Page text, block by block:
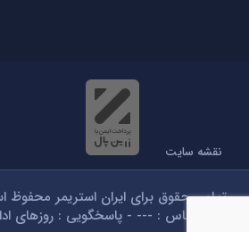
نقشه سایت
تمامی حقوق برای ایران استریمر محفوظ